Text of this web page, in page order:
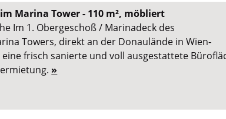
Marina Tower - 110 m², möbliert
Im 1. Obergeschoß / Marinadeck des
Towers, direkt an der Donaulände in Wien-
frisch sanierte und voll ausgestattete
»